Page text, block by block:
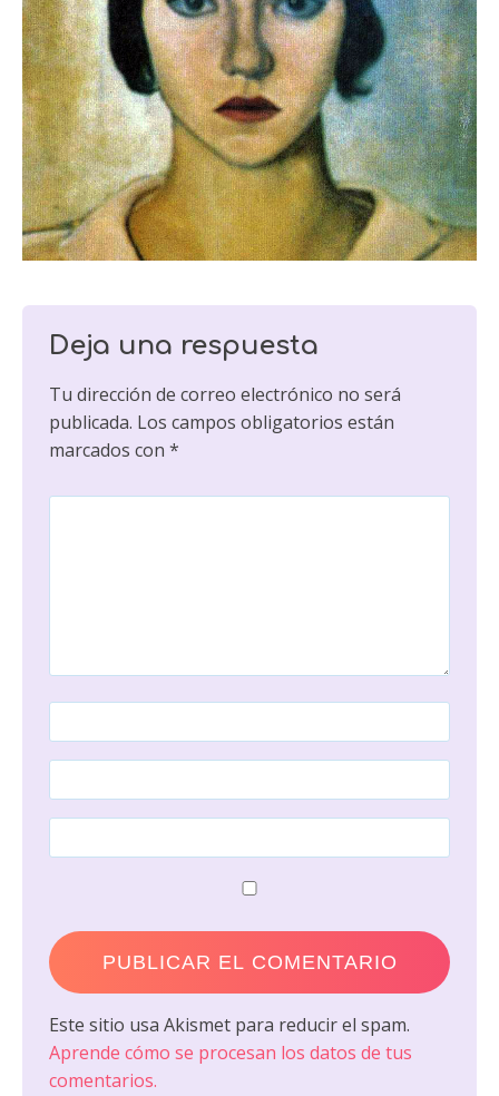
Deja una respuesta
Tu dirección de correo electrónico no será
publicada. Los campos obligatorios están
marcados con *
Este sitio usa Akismet para reducir el spam.
Aprende cómo se procesan los datos de tus
comentarios.